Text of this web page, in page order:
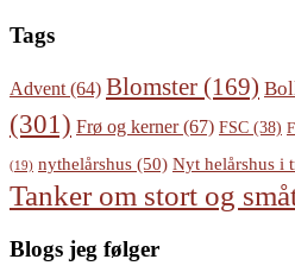
Tags
Advent (64) Blomster (169)
(301) Frø og kerner(67) FSC (38)
(19) nythelårshus (50) Nyt helårshus i
Tanker om stort og
Blogs jeg følger